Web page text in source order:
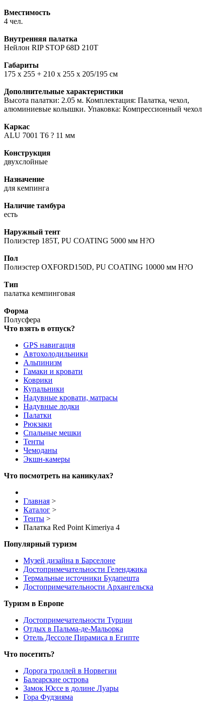
Вместимость
4 чел.
Внутренняя палатка
Нейлон RIP STOP 68D 210T
Габариты
175 x 255 + 210 х 255 х 205/195 см
Дополнительные характеристики
Высота палатки: 2.05 м. Комплектация: Палатка, чехол,
алюминиевые колышки. Упаковка: Компрессионный чехол
Каркас
ALU 7001 T6 ? 11 мм
Конструкция
двухслойные
Назначение
для кемпинга
Наличие тамбура
есть
Наружный тент
Полиэстер 185T, PU COATING 5000 мм H?O
Пол
Полиэстер OXFORD150D, PU COATING 10000 мм H?O
Тип
палатка кемпинговая
Форма
Полусфера
Что взять в отпуск?
GPS навигация
Автохолодильники
Альпинизм
Гамаки и кровати
Коврики
Купальники
Надувные кровати, матрасы
Надувные лодки
Палатки
Рюкзаки
Спальные мешки
Тенты
Чемоданы
Экшн-камеры
Что посмотреть на каникулах?
Главная >
Каталог >
Тенты >
Палатка Red Point Kimeriya 4
Популярный туризм
Музей дизайна в Барселоне
Достопримечательности Геленджика
Термальные источники Будапешта
Достопримечательности Архангельска
Туризм в Европе
Достопримечательности Турции
Отдых в Пальма-де-Мальорка
Отель Дессоле Пирамиса в Египте
Что посетить?
Дорога троллей в Норвегии
Балеарские острова
Замок Юссе в долине Луары
Гора Фудзияма